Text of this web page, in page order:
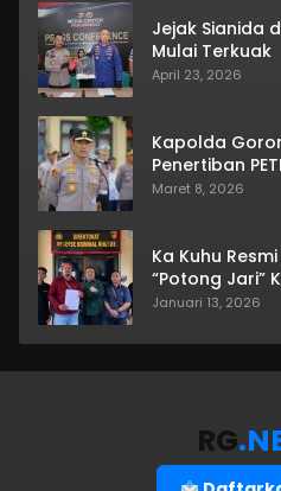
Jejak Sianida
Mulai Terkuak
April 23, 2026
Kapolda
Penertiban
Maret 8, 2026
Ka Kuhu
“Potong Jari”
Januari 13, 2026
RG